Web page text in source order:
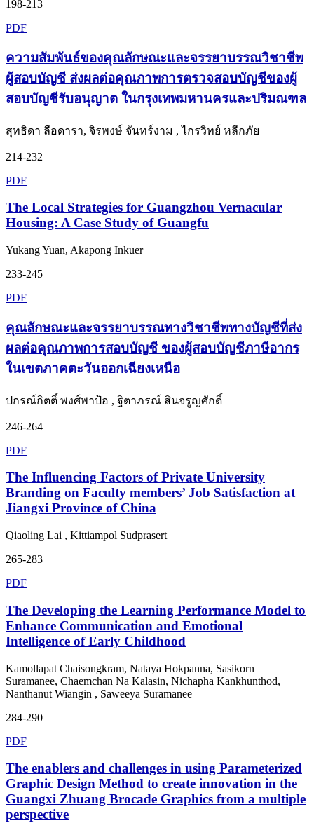
198-213
PDF
ความสัมพันธ์ของคุณลักษณะและจรรยาบรรณวิชาชีพ
ผู้สอบบัญชี ส่งผลต่อคุณภาพการตรวจสอบบัญชีของผู้
สอบบัญชีรับอนุญาต ในกรุงเทพมหานครและปริมณฑล
สุทธิดา ลือดารา, จิรพงษ์ จันทร์งาม , ไกรวิทย์ หลีกภัย
214-232
PDF
The Local Strategies for Guangzhou Vernacular
Housing: A Case Study of Guangfu
Yukang Yuan, Akapong Inkuer
233-245
PDF
คุณลักษณะและจรรยาบรรณทางวิชาชีพทางบัญชีที่ส่ง
ผลต่อคุณภาพการสอบบัญชี ของผู้สอบบัญชีภาษีอากร
ในเขตภาคตะวันออกเฉียงเหนือ
ปกรณ์กิตติ์ พงศ์พาป้อ , ฐิตาภรณ์ สินจรูญศักดิ์
246-264
PDF
The Influencing Factors of Private University
Branding on Faculty members’ Job Satisfaction at
Jiangxi Province of China
Qiaoling Lai , Kittiampol Sudprasert
265-283
PDF
The Developing the Learning Performance Model to
Enhance Communication and Emotional
Intelligence of Early Childhood
Kamollapat Chaisongkram, Nataya Hokpanna, Sasikorn
Suramanee, Chaemchan Na Kalasin, Nichapha Kankhunthod,
Nanthanut Wiangin , Saweeya Suramanee
284-290
PDF
The enablers and challenges in using Parameterized
Graphic Design Method to create innovation in the
Guangxi Zhuang Brocade Graphics from a multiple
perspective